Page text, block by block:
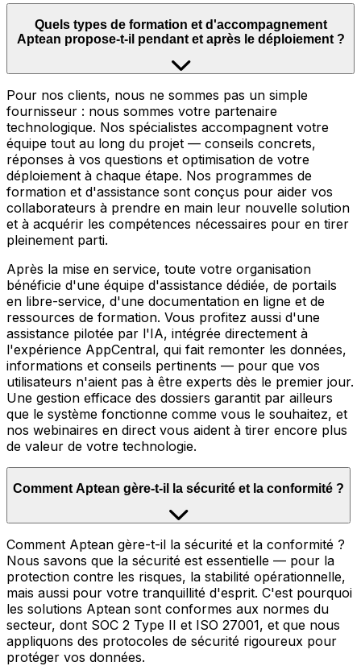
Quels types de formation et d'accompagnement
Aptean propose-t-il pendant et après le déploiement ?
Pour nos clients, nous ne sommes pas un simple
fournisseur : nous sommes votre partenaire
technologique. Nos spécialistes accompagnent votre
équipe tout au long du projet — conseils concrets,
réponses à vos questions et optimisation de votre
déploiement à chaque étape. Nos programmes de
formation et d'assistance sont conçus pour aider vos
collaborateurs à prendre en main leur nouvelle solution
et à acquérir les compétences nécessaires pour en tirer
pleinement parti.
Après la mise en service, toute votre organisation
bénéficie d'une équipe d'assistance dédiée, de portails
en libre-service, d'une documentation en ligne et de
ressources de formation. Vous profitez aussi d'une
assistance pilotée par l'IA, intégrée directement à
l'expérience AppCentral, qui fait remonter les données,
informations et conseils pertinents — pour que vos
utilisateurs n'aient pas à être experts dès le premier jour.
Une gestion efficace des dossiers garantit par ailleurs
que le système fonctionne comme vous le souhaitez, et
nos webinaires en direct vous aident à tirer encore plus
de valeur de votre technologie.
Comment Aptean gère-t-il la sécurité et la conformité ?
Comment Aptean gère-t-il la sécurité et la conformité ?
Nous savons que la sécurité est essentielle — pour la
protection contre les risques, la stabilité opérationnelle,
mais aussi pour votre tranquillité d'esprit. C'est pourquoi
les solutions Aptean sont conformes aux normes du
secteur, dont SOC 2 Type II et ISO 27001, et que nous
appliquons des protocoles de sécurité rigoureux pour
protéger vos données.